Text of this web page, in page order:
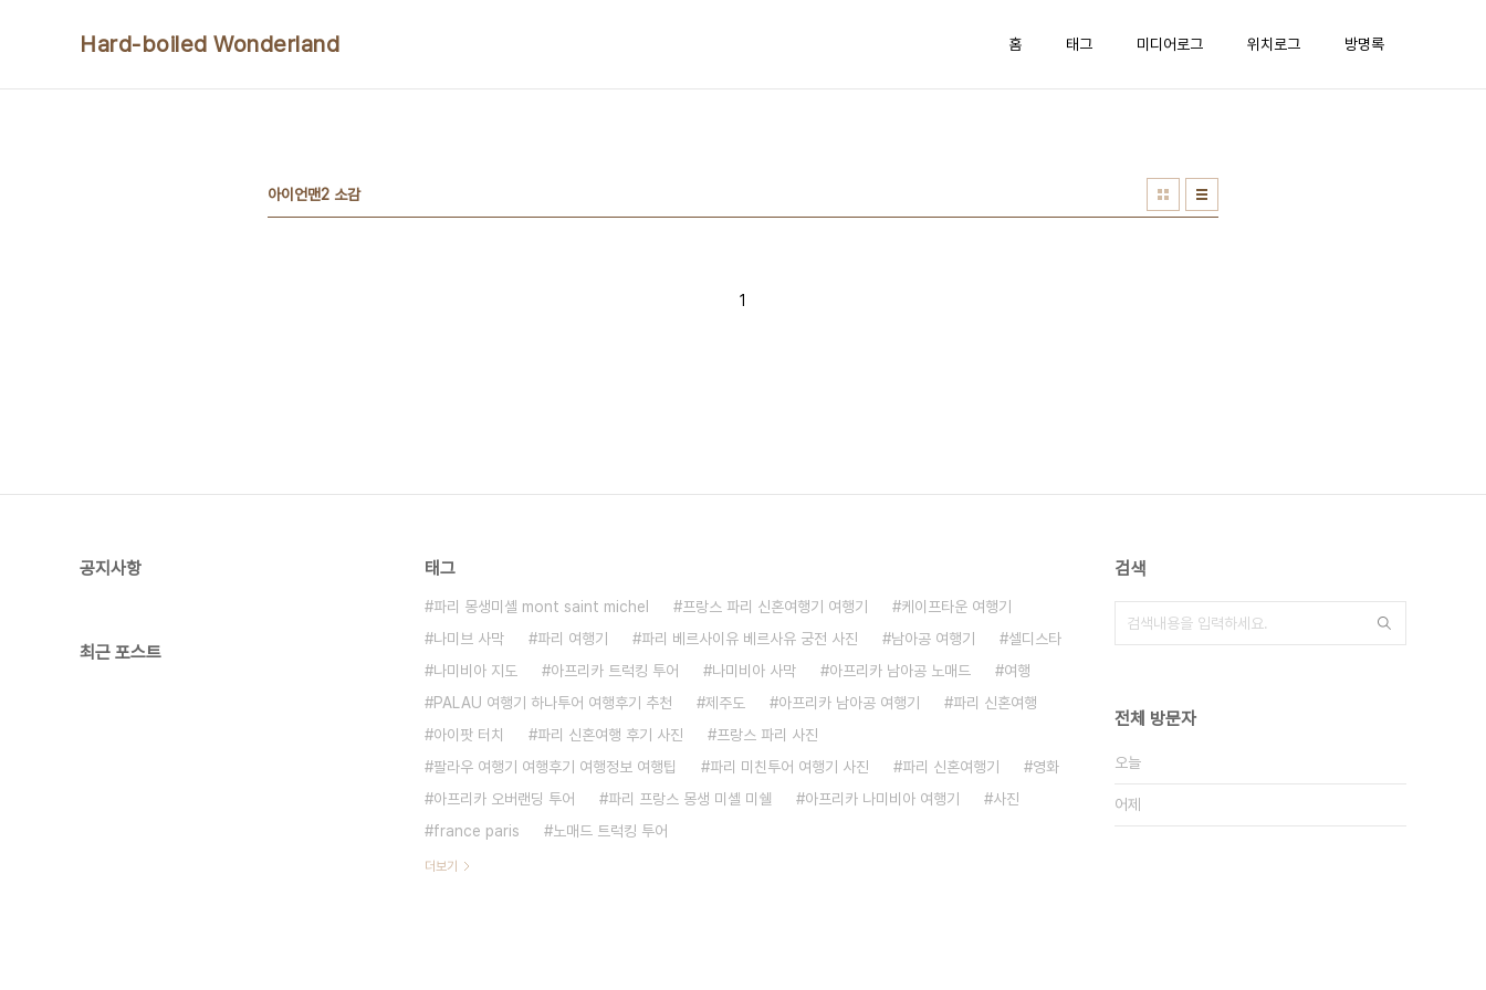
Hard-boiled Wonderland 홈 태그 미디어로그 위치로그 방명록
아이언맨2 소감
1
공지사항
최근 포스트
태그
파리 몽생미셸 mont saint michel 프랑스 파리 신혼여행기 여행기
케이프타운 여행기
나미브 사막
파리 여행기 파리 베르사이유 베르사유 궁전 사진 남아공 여행기
셀디스타
나미비아 지도
아프리카 트럭킹 투어 나미비아 사막 아프리카 남아공 노매드
여행
PALAU 여행기 하나투어 여행후기 추천
제주도 아프리카 남아공 여행기
파리 신혼여행
아이팟 터치
파리 신혼여행 후기 사진
프랑스 파리 사진
팔라우 여행기 여행후기 여행정보 여행팁
파리 미친투어 여행기 사진 파리 신혼여행기
영화
아프리카 오버랜딩 투어
파리 프랑스 몽생 미셸 미쉘 아프리카 나미비아 여행기
사진
france paris
노매드 트럭킹 투어
더보기
검색
전체 방문자
오늘
어제